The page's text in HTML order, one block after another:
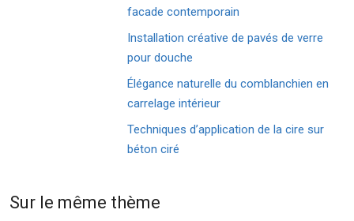
facade contemporain
Installation créative de pavés de verre
pour douche
Élégance naturelle du comblanchien en
carrelage intérieur
Techniques d’application de la cire sur
béton ciré
Sur le même thème